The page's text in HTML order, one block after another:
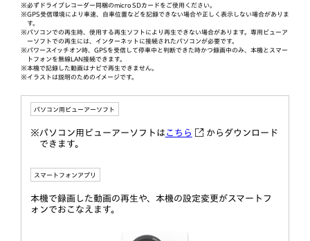
※必ずドライブレコーダー同梱のmicro SDカードをご使用ください。
※GPS受信環境により車速、自車位置などを記録できない場合や正しく表示しない場合がありま
す。
※パソコンでの再生時、使用する再生ソフトにより再生できない場合があります。専用ビューア
ーソフトでの再生には、インターネットに接続されたパソコンが必要です。
※パワースイッチオン時、GPSを受信して停車中と判断できた時かつ録画中のみ、本機とスマー
トフォンを無線LAN接続できます。
※本機で記録した動画はナビで再生できません。
※イラストは説明のためのイメージです。
パソコン用ビューアーソフト
※パソコン用ビューアーソフトは こちら
からダウンロード
できます。
スマートフォンアプリ
本機で録画した動画の再生や、本機の設定変更がスマートフ
ォンでおこなえます。